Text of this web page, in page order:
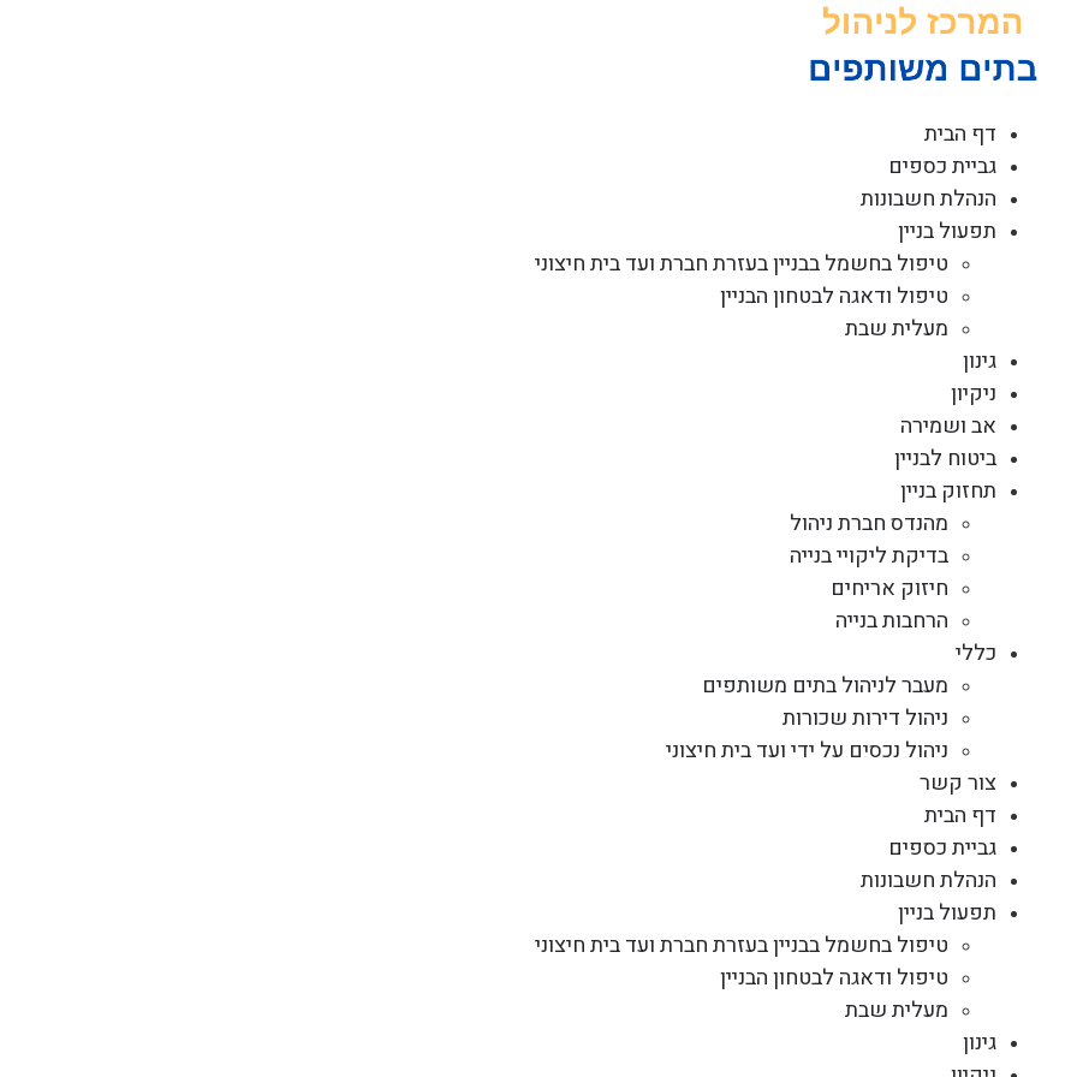
דף הבית
גביית כספים
הנהלת חשבונות
תפעול בניין
טיפול בחשמל בבניין בעזרת חברת ועד בית חיצוני
טיפול ודאגה לבטחון הבניין
מעלית שבת
גינון
ניקיון
אב ושמירה
ביטוח לבניין
תחזוק בניין
מהנדס חברת ניהול
בדיקת ליקויי בנייה
חיזוק אריחים
הרחבות בנייה
כללי
מעבר לניהול בתים משותפים
ניהול דירות שכורות
ניהול נכסים על ידי ועד בית חיצוני
צור קשר
דף הבית
גביית כספים
הנהלת חשבונות
תפעול בניין
טיפול בחשמל בבניין בעזרת חברת ועד בית חיצוני
טיפול ודאגה לבטחון הבניין
מעלית שבת
גינון